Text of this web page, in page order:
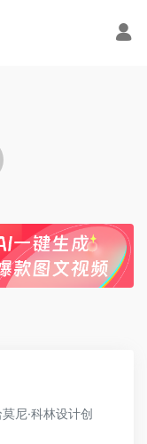
尼·科林设计创